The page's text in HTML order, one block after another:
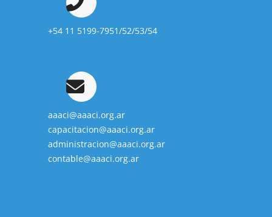
+54 11 5199-7951/52/53/54
aaaci@aaaci.org.ar
capacitacion@aaaci.org.ar
administracion@aaaci.org.ar
contable@aaaci.org.ar